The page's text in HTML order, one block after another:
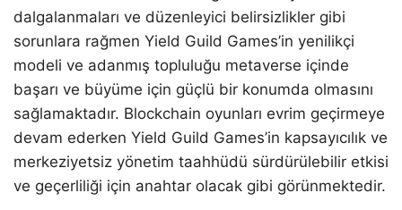
dalgalanmaları ve düzenleyici belirsizlikler gibi
sorunlara rağmen Yield Guild Games’in yenilikçi
modeli ve adanmış topluluğu metaverse içinde
başarı ve büyüme için güçlü bir konumda olmasını
sağlamaktadır. Blockchain oyunları evrim geçirmeye
devam ederken Yield Guild Games’in kapsayıcılık ve
merkeziyetsiz yönetim taahhüdü sürdürülebilir etkisi
ve geçerliliği için anahtar olacak gibi görünmektedir.